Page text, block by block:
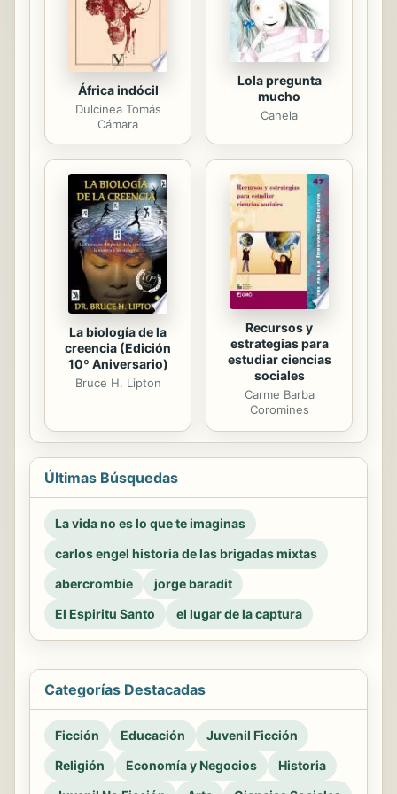
presidente del CELS....
África indócil
Dulcinea Tomás
Cámara
Lola pregunta
mucho
Canela
La biología de la
creencia (Edición
10º Aniversario)
Bruce H. Lipton
Recursos y
estrategias para
estudiar ciencias
sociales
Carme Barba
Coromines
Últimas Búsquedas
La vida no es lo que te imaginas
carlos engel historia de las brigadas mixtas
abercrombie
jorge baradit
El Espiritu Santo
el lugar de la captura
Categorías Destacadas
Ficción Educación
Juvenil Ficción
Religión
Economía y Negocios
Historia